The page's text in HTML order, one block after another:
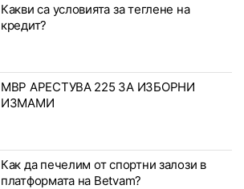
Какви са условията за теглене на
кредит?
МВР АРЕСТУВА 225 ЗА ИЗБОРНИ
ИЗМАМИ
Как да печелим от спортни залози в
платформата на Betvam?